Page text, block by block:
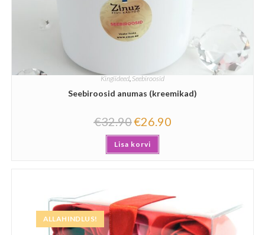
Kingiideed, Seebiroosid
Seebiroosid anumas (kreemikad)
€32.90€26.90
Lisa korvi
ALLAHINDLUS!